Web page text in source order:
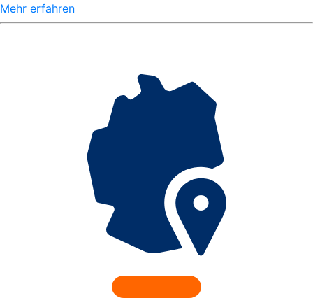
Mehr erfahren